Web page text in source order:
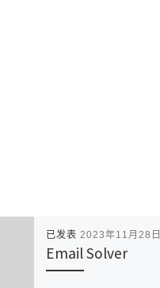
已发表 2023年11月28日
Email Solver